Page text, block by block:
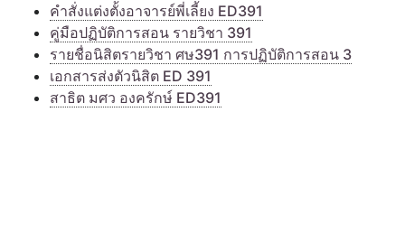
คำสั่งแต่งตั้งอาจารย์พี่เลี้ยง ED391
คู่มือปฏิบัติการสอน รายวิชา 391
รายชื่อนิสิตรายวิชา ศษ391 การปฏิบัติการสอน 3
เอกสารส่งตัวนิสิต ED 391
สาธิต มศว องครักษ์ ED391